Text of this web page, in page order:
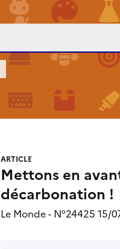
ARTICLE
Mettons en
décarbonation !
Le Monde - N°24425 15/